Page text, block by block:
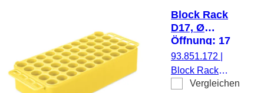
Block Rack
D17, Ø
Öffnung: 17
mm, 5 x 10,
gelb, mit Griff
93.851.172
Block Rack
D17, für 50
Vergleichen